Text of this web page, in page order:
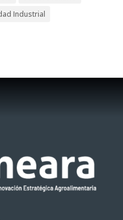
Industrial